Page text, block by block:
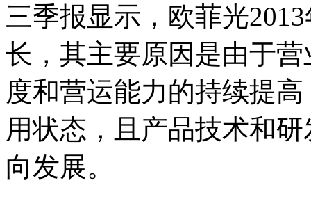
三季报显示，欧菲光
长，其主要原因是由于
度和营运能力的持续提
用状态，且产品技术和
向发展。